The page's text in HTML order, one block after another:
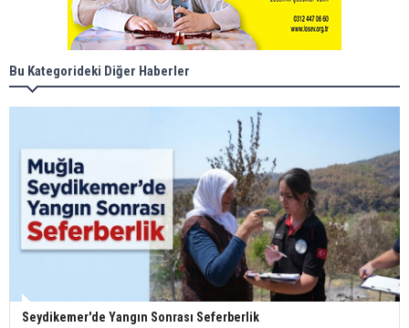
Bu Kategorideki Diğer Haberler
Seydikemer'de Yangın Sonrası Seferberlik